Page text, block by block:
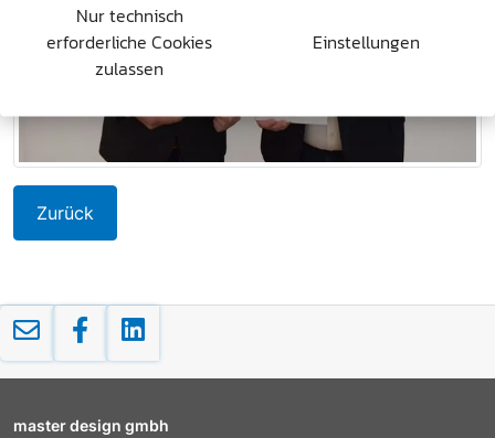
Zurück
master design gmbh
Nur technisch
erforderliche Cookies
zulassen
Einstellungen